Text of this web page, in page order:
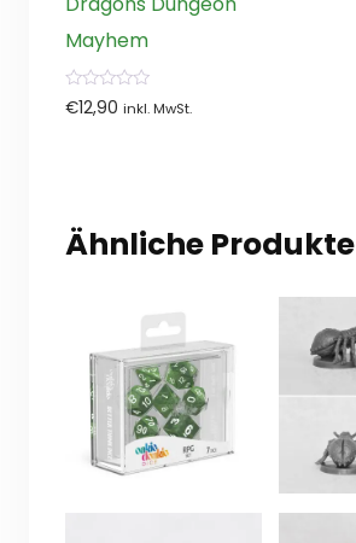
Mayhem
0
von
€12,90 inkl. MwSt.
Ähnliche Produkte